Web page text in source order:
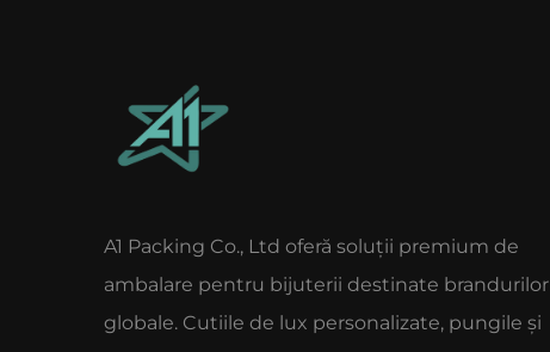
A1 Packing Co., Ltd oferă soluții premium de
ambalare pentru bijuterii destinate brandurilor
globale. Cutiile de lux personalizate, pungile și